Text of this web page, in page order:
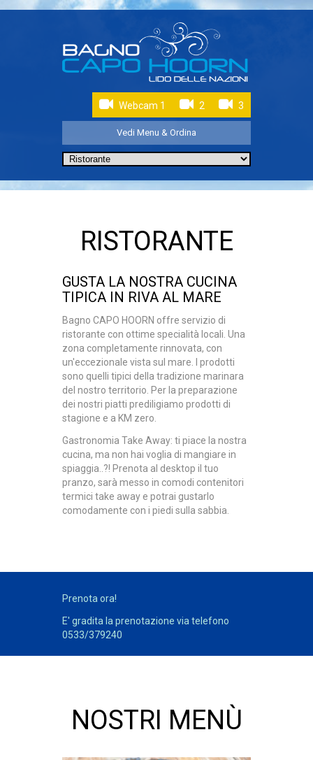
3
2
Webcam 1
Vedi Menu & Ordina
RISTORANTE
GUSTA LA NOSTRA CUCINA
TIPICA IN RIVA AL MARE
Bagno CAPO HOORN offre servizio di
ristorante con ottime specialità locali. Una
zona completamente rinnovata, con
un'eccezionale vista sul mare. I prodotti
sono quelli tipici della tradizione marinara
del nostro territorio. Per la preparazione
dei nostri piatti prediligiamo prodotti di
stagione e a KM zero.
Gastronomia Take Away: ti piace la nostra
cucina, ma non hai voglia di mangiare in
spiaggia..?! Prenota al desktop il tuo
pranzo, sarà messo in comodi contenitori
termici take away e potrai gustarlo
comodamente con i piedi sulla sabbia.
Prenota ora!
E' gradita la prenotazione via telefono
0533/379240
NOSTRI MENÙ